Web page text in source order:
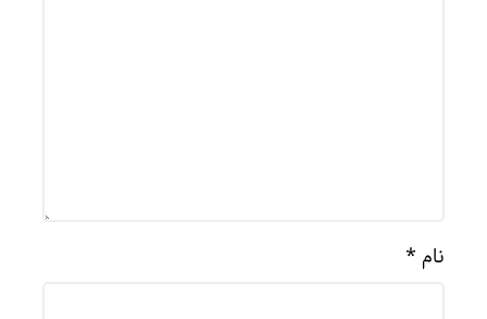
نام *